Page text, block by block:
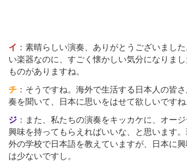
イ ：素晴らしい演奏、ありがとうございまし
い楽器なのに、すごく懐かしい気分になりま
ものがありますね。
チ ：そうですね。海外で生活する日本人の皆
奏を聞いて、日本に思いをはせて欲しいですね
ジ ：また、私たちの演奏をキッカケに、オー
興味を持ってもらえればいいな、と思います
外の学校で日本語を教えていますが、日本に
は少ないですし。